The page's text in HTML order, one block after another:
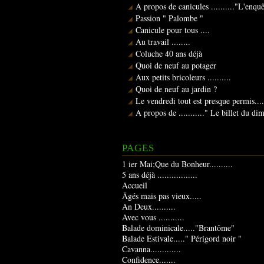
A propos de canicules
Passion " Palombe "
Canicule pour tous ....
Au travail ........
Coluche 40 ans déjà
Quoi de neuf au potager
Aux petits bricoleurs ..........
Quoi de neuf au jardin ?
Le vendredi tout est presque
A propos de ..........." Le billet du
PAGES
1 ier Mai;Que du Bonheur..........
5 ans déjà .................
Accueil
Âgés mais pas vieux.....
An Deux..........
Avec vous ...........
Balade dominicale....."Brantôme"
Balade Estivale....." Périgord noir "
Cavanna.............
Confidence.......